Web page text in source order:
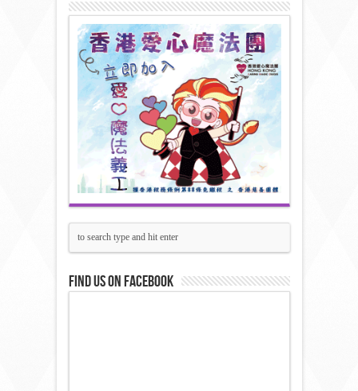
Find us on Facebook